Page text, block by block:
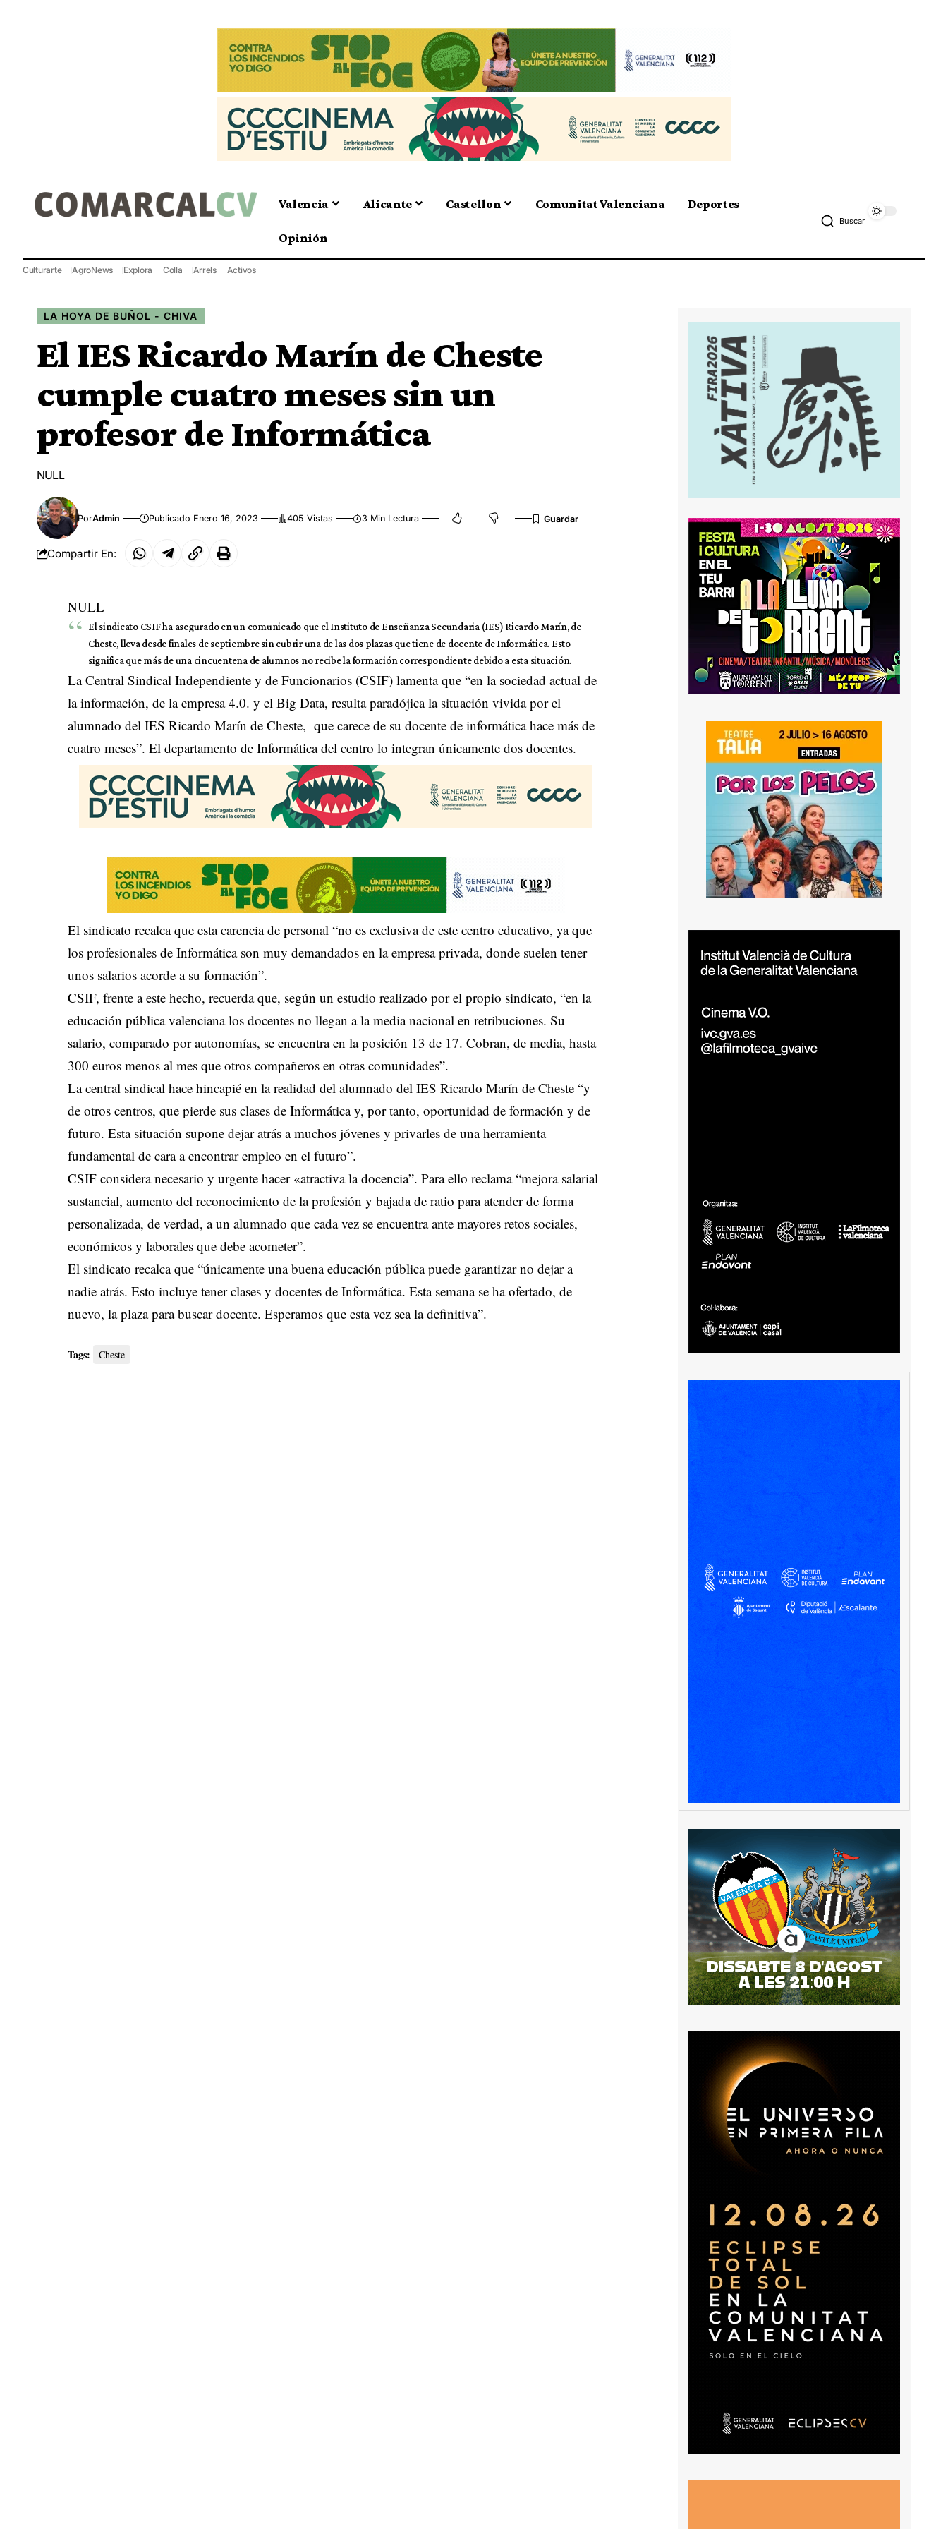
Valencia Alicante Castellon Comunitat Valenciana Deportes
Opinión
Buscar
Culturarte AgroNews Explora Colla Arrels Activos
LA HOYA DE BUÑOL - CHIVA
El IES Ricardo Marín de Cheste
cumple cuatro meses sin un
profesor de Informática
NULL
PorAdmin Publicado Enero 16, 2023 405 Vistas 3 Min Lectura
Compartir En:
NULL
El sindicato CSIF ha asegurado en un comunicado que el Instituto de Enseñanza Secundaria (IES) Ricardo Marín, de
Cheste, lleva desde finales de septiembre sin cubrir una de las dos plazas que tiene de docente de Informática. Esto
significa que más de una cincuentena de alumnos no recibe la formación correspondiente debido a esta situación.
La Central Sindical Independiente y de Funcionarios (CSIF) lamenta que “en la sociedad actual de
la información, de la empresa 4.0. y el Big Data, resulta paradójica la situación vivida por el
alumnado del IES Ricardo Marín de Cheste, que carece de su docente de informática hace más de
cuatro meses”. El departamento de Informática del centro lo integran únicamente dos docentes.
El sindicato recalca que esta carencia de personal “no es exclusiva de este centro educativo, ya que
los profesionales de Informática son muy demandados en la empresa privada, donde suelen tener
unos salarios acorde a su formación”.
CSIF, frente a este hecho, recuerda que, según un estudio realizado por el propio sindicato, “en la
educación pública valenciana los docentes no llegan a la media nacional en retribuciones. Su
salario, comparado por autonomías, se encuentra en la posición 13 de 17. Cobran, de media, hasta
300 euros menos al mes que otros compañeros en otras comunidades”.
La central sindical hace hincapié en la realidad del alumnado del IES Ricardo Marín de Cheste “y
de otros centros, que pierde sus clases de Informática y, por tanto, oportunidad de formación y de
futuro. Esta situación supone dejar atrás a muchos jóvenes y privarles de una herramienta
fundamental de cara a encontrar empleo en el futuro”.
CSIF considera necesario y urgente hacer «atractiva la docencia”. Para ello reclama “mejora salarial
sustancial, aumento del reconocimiento de la profesión y bajada de ratio para atender de forma
personalizada, de verdad, a un alumnado que cada vez se encuentra ante mayores retos sociales,
económicos y laborales que debe acometer”.
El sindicato recalca que “únicamente una buena educación pública puede garantizar no dejar a
nadie atrás. Esto incluye tener clases y docentes de Informática. Esta semana se ha ofertado, de
nuevo, la plaza para buscar docente. Esperamos que esta vez sea la definitiva”.
Tags: Cheste